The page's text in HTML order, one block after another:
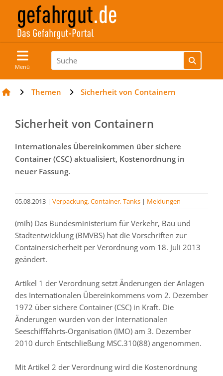
Menü
Themen Sicherheit von Containern
Sicherheit von Containern
Internationales Übereinkommen über sichere
Container (CSC) aktualisiert, Kostenordnung in
neuer Fassung.
05.08.2013 | Verpackung, Container, Tanks | Meldungen
(mih) Das Bundesministerium für Verkehr, Bau und
Stadtentwicklung (BMVBS) hat die Vorschriften zur
Containersicherheit per Verordnung vom 18. Juli 2013
geändert.
Artikel 1 der Verordnung setzt Änderungen der Anlagen
des Internationalen Übereinkommens vom 2. Dezember
1972 über sichere Container (CSC) in Kraft. Die
Änderungen wurden von der Internationalen
Seeschifffahrts-Organisation (IMO) am 3. Dezember
2010 durch Entschließung MSC.310(88) angenommen.
Mit Artikel 2 der Verordnung wird die Kostenordnung